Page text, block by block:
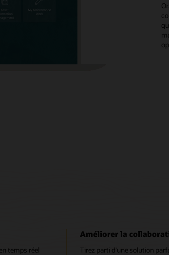
temps réel
Améliorer la
Tirez parti d’une solution